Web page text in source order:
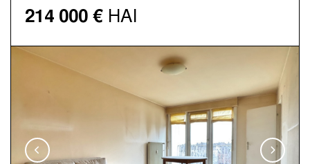
Nos agences
Immotram La Madeleine
Immotram Marcq-en-Baroeul
Immotram Mouvaux
Immotram Roubaix
Immotram Villeneuve d'Ascq
214 000 € HAI